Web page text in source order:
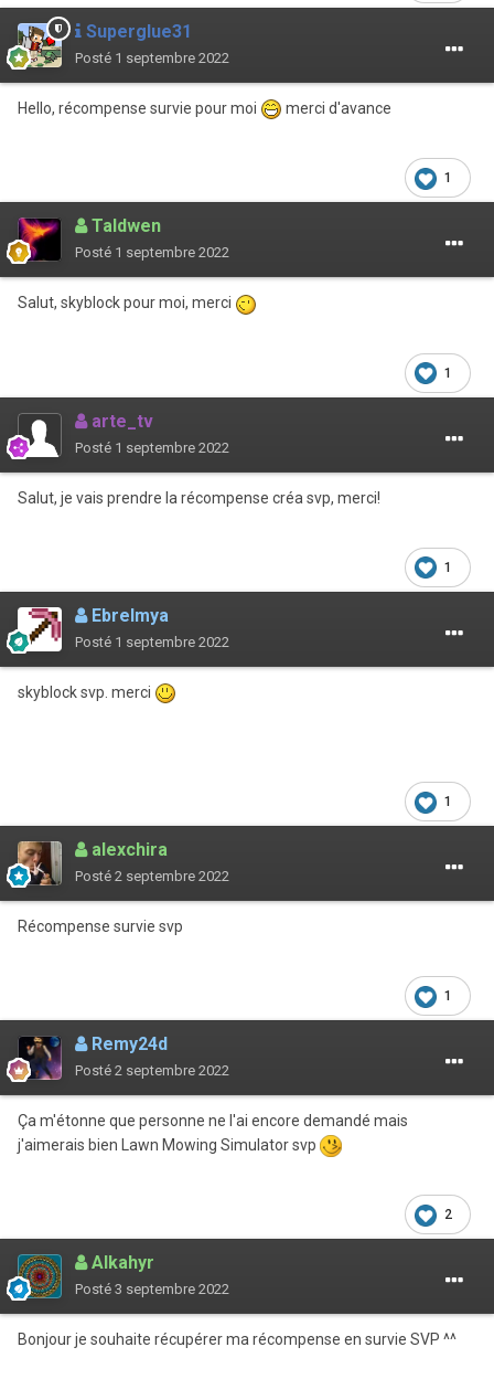
Superglue31
Posté 1 septembre 2022
Hello, récompense survie pour moi merci d'avance
1
Taldwen
Posté 1 septembre 2022
Salut, skyblock pour moi, merci
1
arte_tv
Posté 1 septembre 2022
Salut, je vais prendre la récompense créa svp, merci!
1
Ebrelmya
Posté 1 septembre 2022
skyblock svp. merci
1
alexchira
Posté 2 septembre 2022
Récompense survie svp
1
Remy24d
Posté 2 septembre 2022
Ça m'étonne que personne ne l'ai encore demandé mais
j'aimerais bien Lawn Mowing Simulator svp
2
Alkahyr
Posté 3 septembre 2022
Bonjour je souhaite récupérer ma récompense en survie SVP ^^